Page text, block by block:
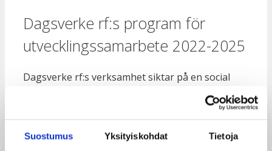
Suostumus Yksityiskohdat Tietoja
Dagsverke rf:s program för
utvecklingssamarbete 2022-2025
Dagsverke rf:s verksamhet siktar på en social
ansvarspersoner aktiveras till att utveckla sitt
egna liv och samfund.
Dagsverke rf:s utvecklingssamarbetsprogram